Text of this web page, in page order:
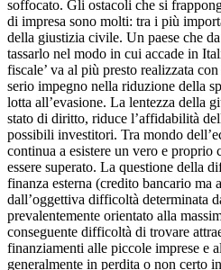
soffocato. Gli ostacoli che si
di impresa sono molti: tra i più
della giustizia civile. Un paese che
tassarlo nel modo in cui accade in
fiscale’ va al più presto realizzata
serio impegno nella riduzione della
lotta all’evasione. La lentezza della
stato di diritto, riduce l’affidabilità
possibili investitori. Tra mondo
continua a esistere un vero e proprio
essere superato. La questione della
finanza esterna (credito bancario ma
dall’oggettiva difficoltà determinata
prevalentemente orientato alla
conseguente difficoltà di trovare
finanziamenti alle piccole imprese e
generalmente in perdita o non certo